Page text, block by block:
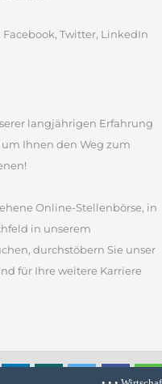
Twitter, LinkedIn
langjährigen Erfahrung
Ihnen den Weg zum
Online-Stellenbörse, in
in unserem
durchstöbern Sie unser
für Ihre weitere Karriere